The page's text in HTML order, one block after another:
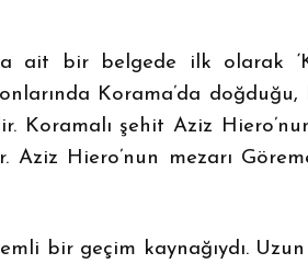
ait bir belgede ilk olarak
Korama’da doğduğu,
şehit Aziz
Hiero’nun mezarı Göreme
bir geçim kaynağıydı.